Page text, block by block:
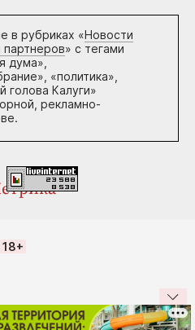
в рубриках «Новости
» с тегами
дума»,
«политика»,
голова Калуги»
рекламно-
18+